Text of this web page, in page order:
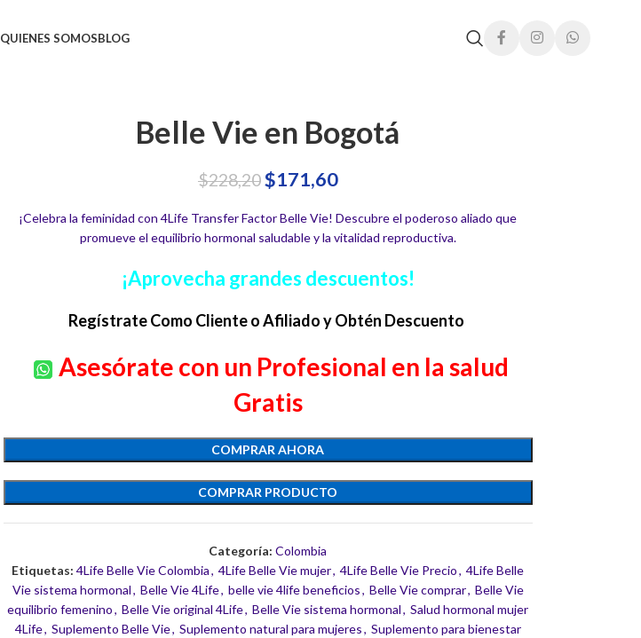
QUIENES SOMOSBLOG
Belle Vie en Bogotá
$228,20$171,60
¡Celebra la feminidad con 4Life Transfer Factor Belle Vie! Descubre el poderoso aliado que
promueve el equilibrio hormonal saludable y la vitalidad reproductiva.
¡Aprovecha grandes descuentos!
Regístrate Como Cliente o Afiliado y Obtén Descuento
Asesórate con un Profesional en la salud
Gratis
COMPRAR AHORA
COMPRAR PRODUCTO
Categoría: Colombia
Etiquetas: 4Life Belle Vie Colombia , 4Life Belle Vie mujer, 4Life Belle Vie Precio , 4Life Belle
Vie sistema hormonal, Belle Vie 4Life, belle vie 4life beneficios, Belle Vie comprar, Belle Vie
equilibrio femenino , Belle Vie original 4Life, Belle Vie sistema hormonal , Salud hormonal mujer
4Life, Suplemento Belle Vie, Suplemento natural para mujeres, Suplemento para bienestar